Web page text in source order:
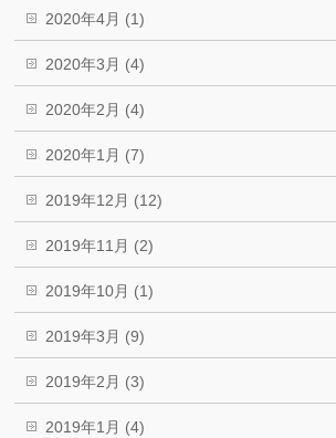
2020年4月 (1)
2020年3月 (4)
2020年2月 (4)
2020年1月 (7)
2019年12月 (12)
2019年11月 (2)
2019年10月 (1)
2019年3月 (9)
2019年2月 (3)
2019年1月 (4)